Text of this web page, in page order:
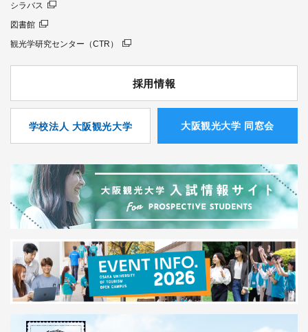
シラバス
図書館
観光学研究センター（CTR）
採用情報
学校法人 大阪観光大学 ⼤阪観光⼤学 同窓会